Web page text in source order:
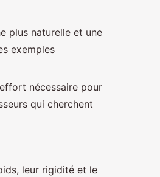
plus naturelle et une
exemples
nécessaire pour
qui cherchent
leur rigidité et le